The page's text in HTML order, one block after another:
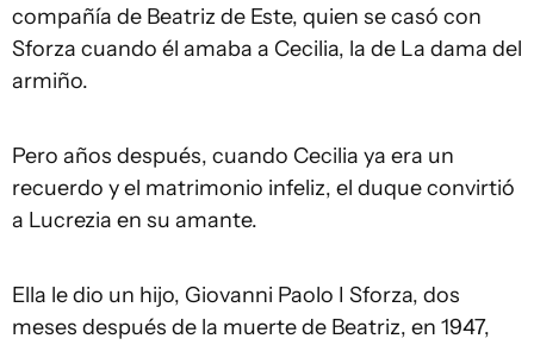
compañía de Beatriz de Este, quien se casó con
Sforza cuando él amaba a Cecilia, la de La dama del
armiño.
Pero años después, cuando Cecilia ya era un
recuerdo y el matrimonio infeliz, el duque convirtió
a Lucrezia en su amante.
Ella le dio un hijo, Giovanni Paolo I Sforza, dos
meses después de la muerte de Beatriz, en 1947,